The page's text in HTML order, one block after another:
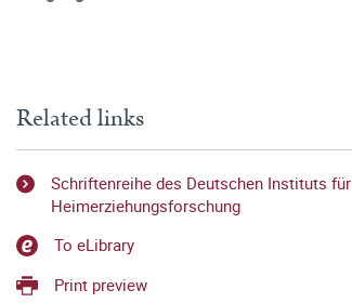
Related links
Schriftenreihe des Deutschen Instituts für
Heimerziehungsforschung
To eLibrary
Print preview